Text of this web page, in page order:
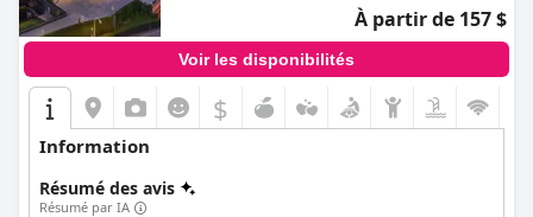
Les clients apprécient le WiFi fiable et rapide dans les espaces
publics, bien que certains signalent des problèmes de
connectivité dans les chambres. L'amélioration de la cohérence
du WiFi pourrait encore améliorer l'expérience du séjour.
Les installations de stationnement reçoivent des éloges pour
être abondantes, idéalement situées et gratuites, ce qui ajoute
une grande valeur pour les clients avec des véhicules.
À partir de 157 $
Voir les disponibilités
$
Information
Résumé des avis
Résumé par IA